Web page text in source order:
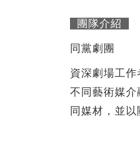
團隊介紹
同黨劇團
資深劇場工
不同藝術媒
同媒材，並